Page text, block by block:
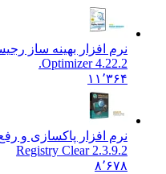
نرم افزار بهینه ساز رجیستری
Optimizer 4.22.2.
۱۱٬۳۶۴
نرم افزار پاکسازی و رفع
Registry Clear 2.3.9.2
۸٬۶۷۸